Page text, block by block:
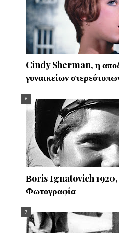
Cindy Sherman, η
γυναικείων
Βoris Ιgnatovich 1920,
Φωτογραφία